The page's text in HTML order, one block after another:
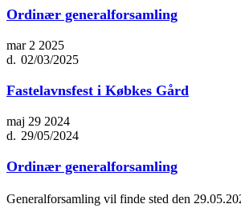
Ordinær generalforsamling
mar 2 2025
02/03/2025
Fastelavnsfest i Købkes Gård
maj 29 2024
29/05/2024
Ordinær generalforsamling
Generalforsamling vil finde sted den